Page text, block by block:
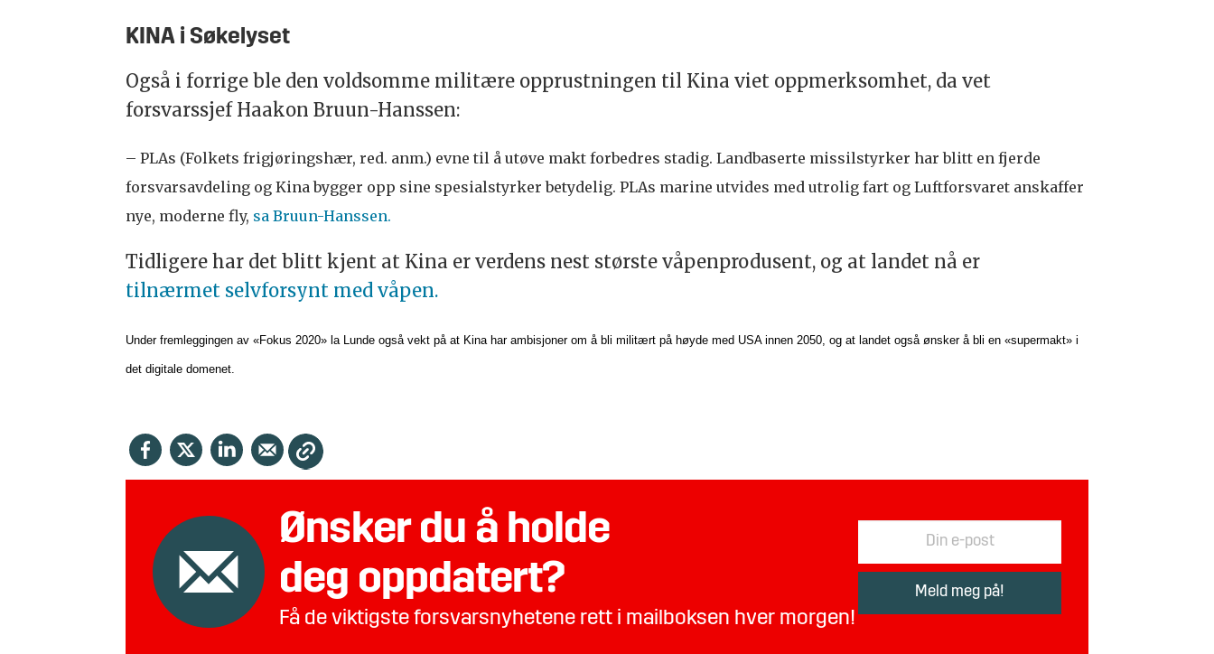
KINA i Søkelyset
Også i forrige ble den voldsomme militære opprustningen til Kina viet oppmerksomhet, da vet
forsvarssjef Haakon Bruun-Hanssen:
– PLAs (Folkets frigjøringshær, red. anm.) evne til å utøve makt forbedres stadig. Landbaserte missilstyrker har blitt en fjerde
forsvarsavdeling og Kina bygger opp sine spesialstyrker betydelig. PLAs marine utvides med utrolig fart og Luftforsvaret anskaffer
nye, moderne fly, sa Bruun-Hanssen.
Tidligere har det blitt kjent at Kina er verdens nest største våpenprodusent, og at landet nå er
tilnærmet selvforsynt med våpen.
Under fremleggingen av «Fokus 2020» la Lunde også vekt på at Kina har ambisjoner om å bli militært på høyde med USA innen 2050, og at landet også ønsker å bli en «supermakt» i
det digitale domenet.
Ønsker du å holde
deg oppdatert?
Få de viktigste forsvarsnyhetene rett i mailboksen hver morgen!